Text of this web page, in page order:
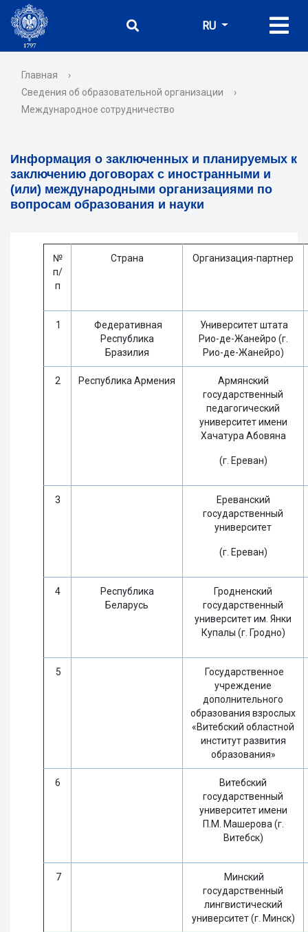
RU
Главная
›
Сведения об образовательной организации
›
Международное сотрудничество
Информация о заключенных и планируемых к
заключению договорах с иностранными и
(или) международными организациями по
вопросам образования и науки
№
п/
п
Страна Организация-партнер
1
Федеративная
Республика
Бразилия
Университет штата
Рио-де-Жанейро (г.
Рио-де-Жанейро)
2 Республика Армения
Армянский
государственный
педагогический
университет имени
Хачатура Абовяна
(г. Ереван)
3
Ереванский
государственный
университет
(г. Ереван)
4
Республика
Беларусь
Гродненский
государственный
университет им. Янки
Купалы (г. Гродно)
5
Государственное
учреждение
дополнительного
образования взрослых
«Витебский областной
институт развития
образования»
6
Витебский
государственный
университет имени
П.М. Машерова (г.
Витебск)
7
Минский
государственный
лингвистический
университет (г. Минск)